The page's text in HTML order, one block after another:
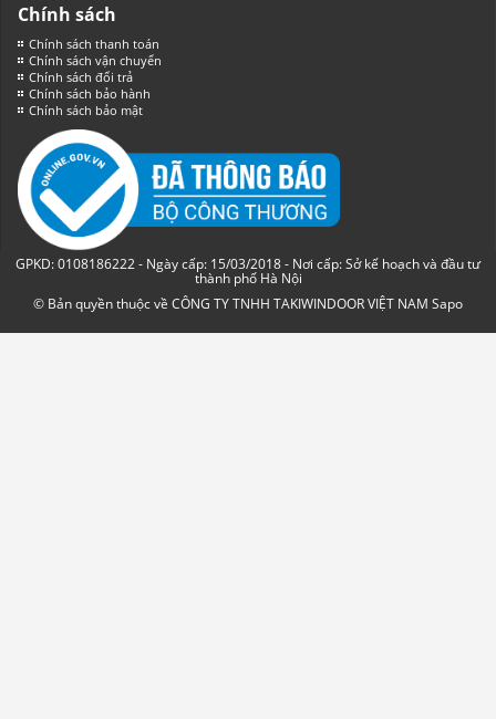
Chính sách
Chính sách thanh toán
Chính sách vận chuyển
Chính sách đổi trả
Chính sách bảo hành
Chính sách bảo mật
GPKD: 0108186222 - Ngày cấp: 15/03/2018 - Nơi cấp: Sở kế hoạch và đầu tư
thành phố Hà Nội
© Bản quyền thuộc về CÔNG TY TNHH TAKIWINDOOR VIỆT NAM Sapo